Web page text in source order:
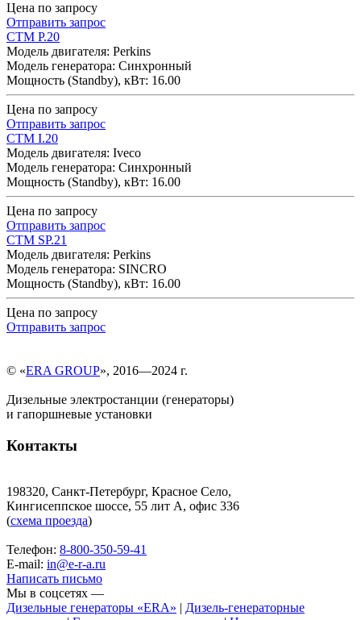
Цена по запросу
Отправить запрос
CTM P.20
Модель двигателя: Perkins
Модель генератора: Синхронный
Мощность (Standby), кВт: 16.00
Цена по запросу
Отправить запрос
CTM I.20
Модель двигателя: Iveco
Модель генератора: Синхронный
Мощность (Standby), кВт: 16.00
Цена по запросу
Отправить запрос
CTM SP.21
Модель двигателя: Perkins
Модель генератора: SINCRO
Мощность (Standby), кВт: 16.00
Цена по запросу
Отправить запрос
© «ERA GROUP», 2016—2024 г.
Дизельные электростанции (генераторы)
и гапоршневые установки
Контакты
198320, Санкт-Петербург, Красное Село,
Кингисеппское шоссе, 55 лит А, офис 336
(схема проезда)
Телефон: 8-800-350-59-41
E-mail: in@e-r-a.ru
Написать письмо
Мы в соцсетях —
Дизельные генераторы «ERA» | Дизель-генераторные